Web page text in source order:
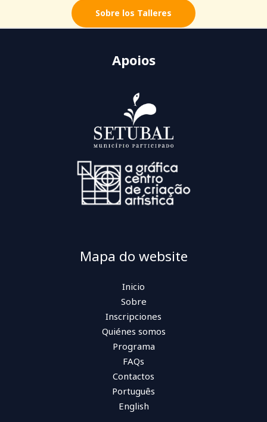
Sobre los Talleres
Apoios
Mapa do website
Inicio
Sobre
Inscripciones
Quiénes somos
Programa
FAQs
Contactos
Português
English